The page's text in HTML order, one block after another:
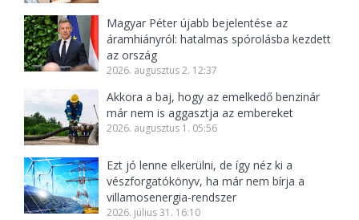
Magyar Péter újabb bejelentése az
áramhiányról: hatalmas spórolásba kezdett
az ország
2026. augusztus 2. 12:37
Akkora a baj, hogy az emelkedő benzinár
már nem is aggasztja az embereket
2026. augusztus 1. 05:56
Ezt jó lenne elkerülni, de így néz ki a
vészforgatókönyv, ha már nem bírja a
villamosenergia-rendszer
2026. július 31. 16:10